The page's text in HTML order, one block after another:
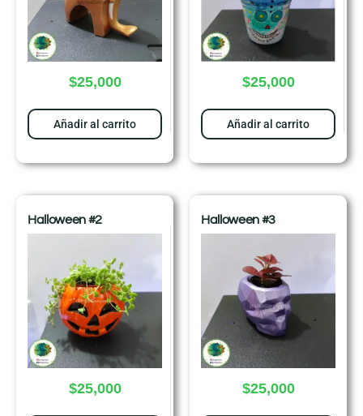
$25,000
Añadir al carrito
$25,000
Añadir al carrito
Halloween #2
$25,000
Halloween #3
$25,000